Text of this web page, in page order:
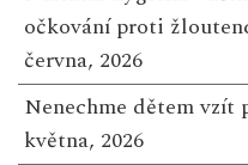
očkování proti
června, 2026
Nenechme dětem vzít
května, 2026